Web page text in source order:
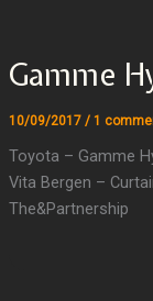
Gamme
10/09/2017 / 1
Toyota – Gamme
Vita Bergen –
The&Partnership